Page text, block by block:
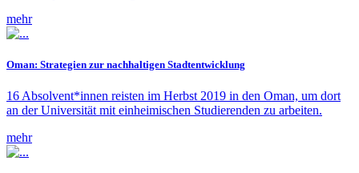
mehr
Oman: Strategien zur nachhaltigen Stadtentwicklung
16 Absolvent*innen reisten im Herbst 2019 in den Oman, um dort
an der Universität mit einheimischen Studierenden zu arbeiten.
mehr